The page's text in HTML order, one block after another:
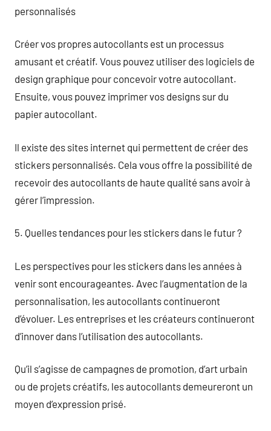
personnalisés
Créer vos propres autocollants est un processus
amusant et créatif. Vous pouvez utiliser des logiciels de
design graphique pour concevoir votre autocollant.
Ensuite, vous pouvez imprimer vos designs sur du
papier autocollant.
Il existe des sites internet qui permettent de créer des
stickers personnalisés. Cela vous offre la possibilité de
recevoir des autocollants de haute qualité sans avoir à
gérer l’impression.
5. Quelles tendances pour les stickers dans le futur ?
Les perspectives pour les stickers dans les années à
venir sont encourageantes. Avec l’augmentation de la
personnalisation, les autocollants continueront
d’évoluer. Les entreprises et les créateurs continueront
d’innover dans l’utilisation des autocollants.
Qu’il s’agisse de campagnes de promotion, d’art urbain
ou de projets créatifs, les autocollants demeureront un
moyen d’expression prisé.